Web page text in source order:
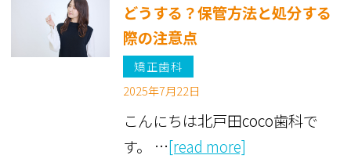
どうする？保管方法と処分する
際の注意点
矯正歯科
2025年7月22日
こんにちは北戸田coco歯科で
す。 …[read more]